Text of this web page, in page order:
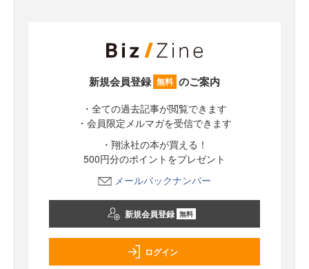
新規会員登録 無料 のご案内
・全ての過去記事が閲覧できます
・会員限定メルマガを受信できます
・翔泳社の本が買える！
500円分のポイントをプレゼント
メールバックナンバー
新規会員登録 無料
ログイン